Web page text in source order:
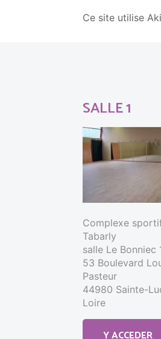
Ce site utilise
SALLE 1
Complexe
Tabarly
salle Le Bonniec
53 Boulevard
Pasteur
44980 Sainte-
Loire
Y ACCEDER